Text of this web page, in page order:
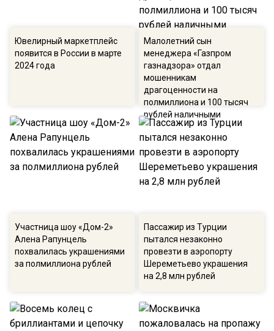
Ювелирный маркетплейс
появится в России в марте
2024 года
Малолетний сын
менеджера «Газпром
газнадзора» отдал
мошенникам
драгоценности на
полмиллиона и 100 тысяч
рублей наличными
Участница шоу «Дом-2»
Алена Рапунцель
похвалилась украшениями
за полмиллиона рублей
Пассажир из Турции
пытался незаконно
провезти в аэропорту
Шереметьево украшения
на 2,8 млн рублей